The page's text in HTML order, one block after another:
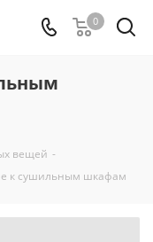
0
вещей -
к сушильным шкафам